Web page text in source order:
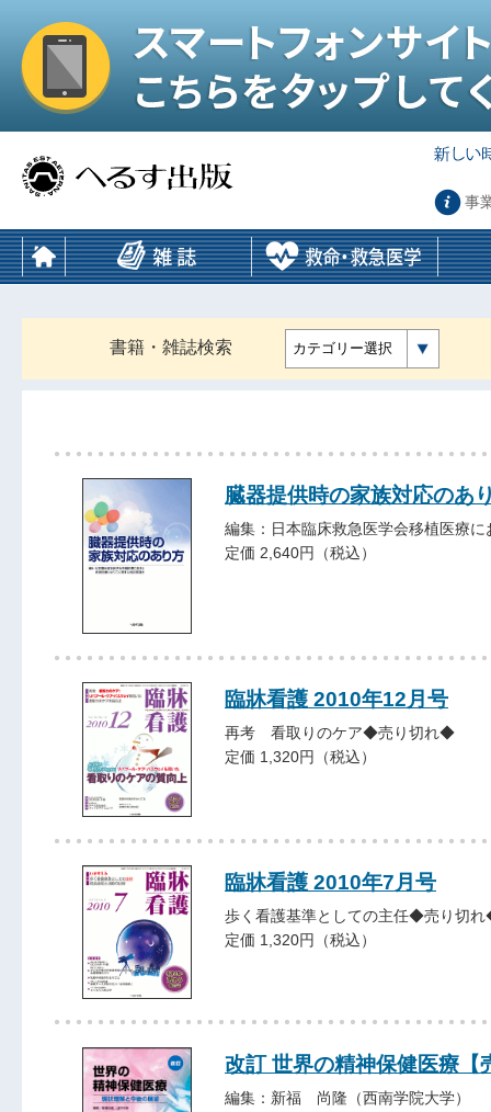
事
書籍・雑誌検索 カテゴリー選択
臓器提供時の家族対応のあ
編集：日本臨床救急医学会移植医療
定価 2,640円（税込）
臨牀看護 2010年12月号
再考 看取りのケア◆売り切れ◆
定価 1,320円（税込）
臨牀看護 2010年7月号
歩く看護基準としての主任◆売り切
定価 1,320円（税込）
改訂 世界の精神保健医療【
編集：新福 尚隆（西南学院大学）